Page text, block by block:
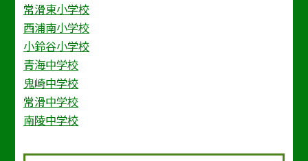
常滑東小学校
西浦南小学校
小鈴谷小学校
青海中学校
鬼崎中学校
常滑中学校
南陵中学校